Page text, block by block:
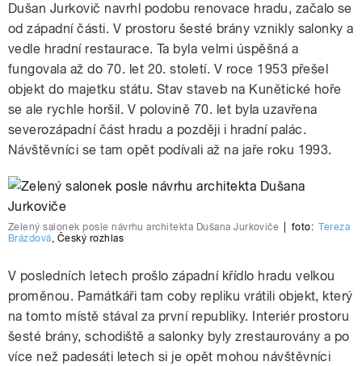
Dušan Jurkovič navrhl podobu renovace hradu, začalo se
od západní části. V prostoru šesté brány vznikly salonky a
vedle hradní restaurace. Ta byla velmi úspěšná a
fungovala až do 70. let 20. století. V roce 1953 přešel
objekt do majetku státu. Stav staveb na Kunětické hoře
se ale rychle horšil. V polovině 70. let byla uzavřena
severozápadní část hradu a později i hradní palác.
Návštěvníci se tam opět podívali až na jaře roku 1993.
Zelený salonek posle návrhu architekta Dušana Jurkoviče foto: Tereza
Brázdová, Český rozhlas
V posledních letech prošlo západní křídlo hradu velkou
proměnou. Památkáři tam coby repliku vrátili objekt, který
na tomto místě stával za první republiky. Interiér prostoru
šesté brány, schodiště a salonky byly zrestaurovány a po
více než padesáti letech si je opět mohou návštěvníci